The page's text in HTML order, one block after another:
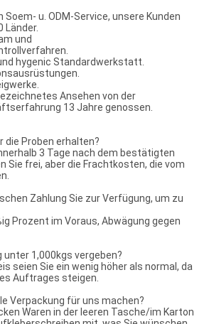
Soem- u. ODM-Service, unsere Kunden
Länder.
und
hygenic Standardwerkstatt.
Ansehen von der
13 Jahre genossen.
die Proben erhalten?
3 Tage nach dem bestätigten
Sie frei, aber die Frachtkosten, die vom
Zahlung Sie zur Verfügung, um zu
Prozent im Voraus, Abwägung gegen
unter 1,000kgs vergeben?
seien Sie ein wenig höher als normal, da
Auftrages steigen.
Verpackung für uns machen?
Waren in der leeren Tasche/im Karton